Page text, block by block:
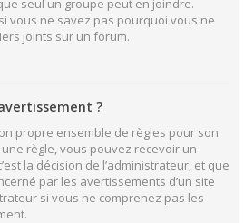
seul un groupe peut en joindre.
vous ne savez pas pourquoi vous ne
joints sur un forum.
?
propre ensemble de règles pour son
règle, vous pouvez recevoir un
la décision de l’administrateur, et que
par les avertissements d’un site
si vous ne comprenez pas les